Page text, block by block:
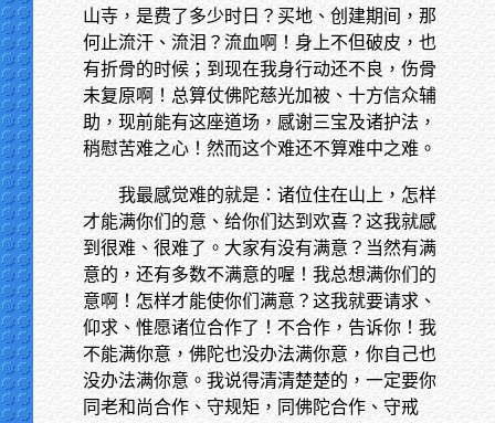
山寺，是费了多少时日？买地、创建期间，那
何止流汗、流泪？流血啊！身上不但破皮，也
有折骨的时候；到现在我身行动还不良，伤骨
未复原啊！总算仗佛陀慈光加被、十方信众辅
助，现前能有这座道场，感谢三宝及诸护法，
稍慰苦难之心！然而这个难还不算难中之难。
我最感觉难的就是：诸位住在山上，怎样
才能满你们的意、给你们达到欢喜？这我就感
到很难、很难了。大家有没有满意？当然有满
意的，还有多数不满意的喔！我总想满你们的
意啊！怎样才能使你们满意？这我就要请求、
仰求、惟愿诸位合作了！不合作，告诉你！我
不能满你意，佛陀也没办法满你意，你自己也
没办法满你意。我说得清清楚楚的，一定要你
同老和尚合作、守规矩，同佛陀合作、守戒